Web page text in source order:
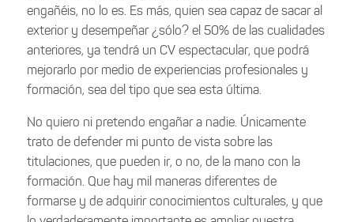
engañéis, no lo es. Es más, quien sea capaz de sacar al
exterior y desempeñar ¿sólo? el 50% de las cualidades
anteriores, ya tendrá un CV espectacular, que podrá
mejorarlo por medio de experiencias profesionales y
formación, sea del tipo que sea esta última.
No quiero ni pretendo engañar a nadie. Únicamente
trato de defender mi punto de vista sobre las
titulaciones, que pueden ir, o no, de la mano con la
formación. Que hay mil maneras diferentes de
formarse y de adquirir conocimientos culturales, y que